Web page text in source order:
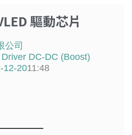
驅動芯片
公司
DC-DC (Boost)
12-2011:48